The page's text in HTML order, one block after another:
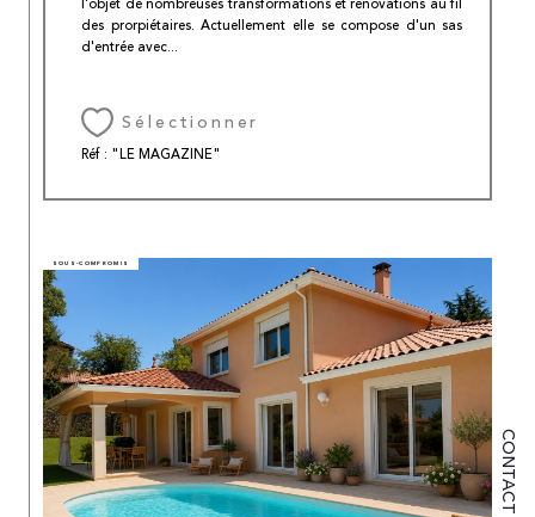
CONTACT
des prorpiétaires. Actuellement elle se compose d'un sas
d'entrée avec...
Sélectionner
Réf : "LE MAGAZINE"
SOUS-COMPROMIS